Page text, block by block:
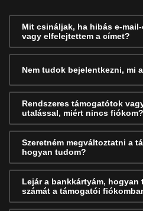
Mit csináljak, ha hibás e-
vagy elfelejtettem a címet?
Nem tudok bejelentkezni, mi
Rendszeres támogatótok
utalással, miért nincs fiókom?
Szeretném megváltoztatni a
hogyan tudom?
Lejár a bankkártyám,
számát a támogatói